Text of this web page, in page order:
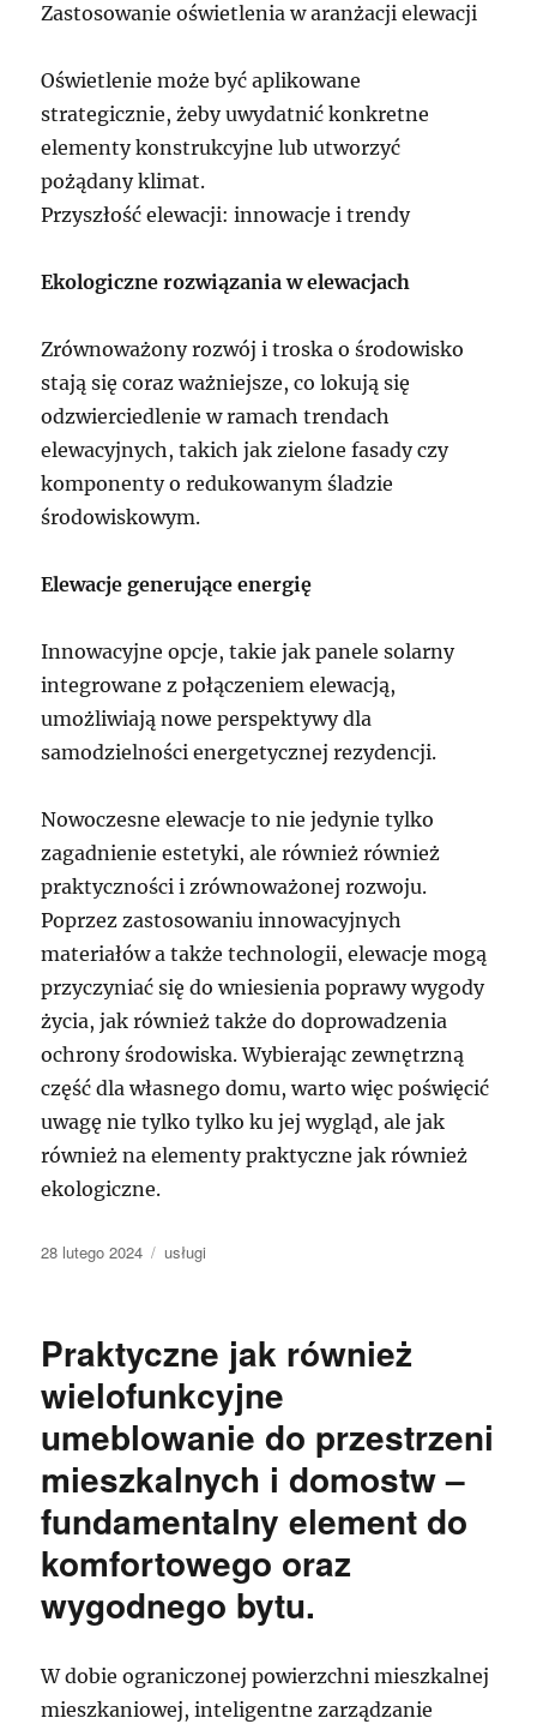
Zastosowanie oświetlenia w aranżacji elewacji
Oświetlenie może być aplikowane
strategicznie, żeby uwydatnić konkretne
elementy konstrukcyjne lub utworzyć
pożądany klimat.
Przyszłość elewacji: innowacje i trendy
Ekologiczne rozwiązania w elewacjach
Zrównoważony rozwój i troska o środowisko
stają się coraz ważniejsze, co lokują się
odzwierciedlenie w ramach trendach
elewacyjnych, takich jak zielone fasady czy
komponenty o redukowanym śladzie
środowiskowym.
Elewacje generujące energię
Innowacyjne opcje, takie jak panele solarny
integrowane z połączeniem elewacją,
umożliwiają nowe perspektywy dla
samodzielności energetycznej rezydencji.
Nowoczesne elewacje to nie jedynie tylko
zagadnienie estetyki, ale również również
praktyczności i zrównoważonej rozwoju.
Poprzez zastosowaniu innowacyjnych
materiałów a także technologii, elewacje mogą
przyczyniać się do wniesienia poprawy wygody
życia, jak również także do doprowadzenia
ochrony środowiska. Wybierając zewnętrzną
część dla własnego domu, warto więc poświęcić
uwagę nie tylko tylko ku jej wygląd, ale jak
również na elementy praktyczne jak również
ekologiczne.
Data
28 lutego 2024 Kategorie
usługi
Praktyczne jak również
wielofunkcyjne
umeblowanie do przestrzeni
mieszkalnych i domostw –
fundamentalny element do
komfortowego oraz
wygodnego bytu.
W dobie ograniczonej powierzchni mieszkalnej
mieszkaniowej, inteligentne zarządzanie